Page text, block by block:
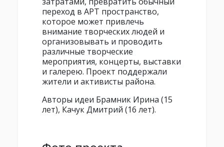
переход в АРТ пространство,
которое может привлечь
внимание творческих людей и
организовывать и проводить
различные творческие
мероприятия, концерты, выставки
и галерею. Проект поддержали
жители и активисты района.
Авторы идеи Брамник Ирина (15
лет), Качук Дмитрий (16 лет).